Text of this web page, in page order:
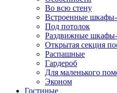
Во всю стену
Встроенные
Под потолок
Раздвижные
Открытая секция
Распашные
Гардероб
Для маленького
Эконом
Гостиные